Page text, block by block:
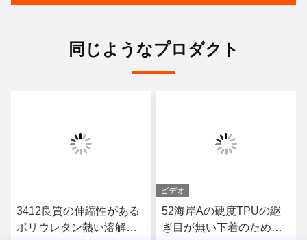
同じようなプロダクト
3412良質の伸縮性がある
ポリウレタン熱い溶解の
ビデオ
52海岸Aの硬度TPUの継
ぎ目が無い下着のための